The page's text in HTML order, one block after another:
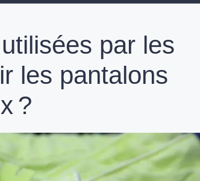
par les
les pantalons
?